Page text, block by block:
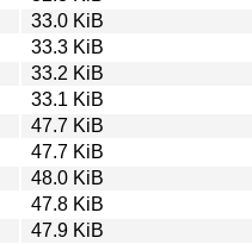
33.0 KiB
33.3 KiB
33.2 KiB
33.1 KiB
47.7 KiB
47.7 KiB
48.0 KiB
47.8 KiB
47.9 KiB